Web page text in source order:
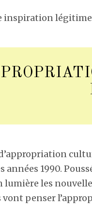
inspiration
années 1990.
lumière les
vont penser